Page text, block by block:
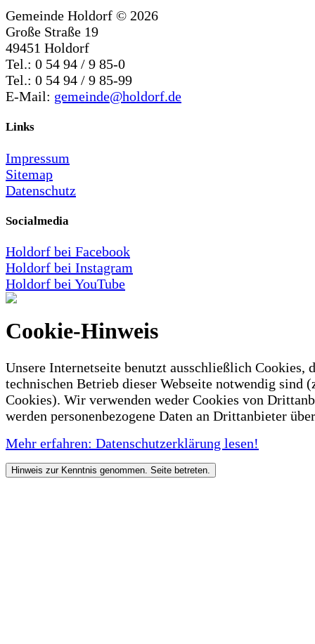
Gemeinde Holdorf © 2026
Große Straße 19
49451 Holdorf
Tel.: 0 54 94 / 9 85-0
Tel.: 0 54 94 / 9 85-99
E-Mail: gemeinde@holdorf.de
Links
Impressum
Sitemap
Datenschutz
Socialmedia
Holdorf bei Facebook
Holdorf bei Instagram
Holdorf bei YouTube
Cookie-Hinweis
Unsere Internetseite benutzt ausschließlich Cookies,
technischen Betrieb dieser Webseite notwendig sind
Cookies). Wir verwenden weder Cookies von
werden personenbezogene Daten an Drittanbieter
Mehr erfahren: Datenschutzerklärung lesen!
Hinweis zur Kenntnis genommen. Seite betreten.